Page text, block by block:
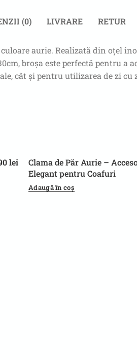
(0) LIVRARE RETUR
aurie. Realizată din oțel
broșa este perfectă pentru
cât și pentru utilizarea de zi cu
lei
Clama de Păr Aurie –
Elegant pentru Coafuri
Rafinante
Adaugă în coș